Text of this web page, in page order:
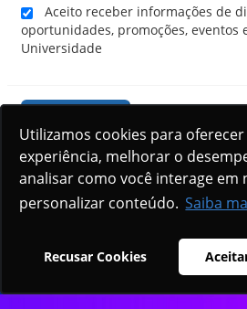
Utilizamos cookies para
experiência, melhorar o
analisar como você interage em
personalizar conteúdo. Saiba
Recusar Cookies
Utilizamos cookies para
experiência, melhorar o
analisar como você interage em
personalizar conteúdo. Saiba
Recusar Cookies
Aceito receber informações de
oportunidades, promoções, eventos
Universidade